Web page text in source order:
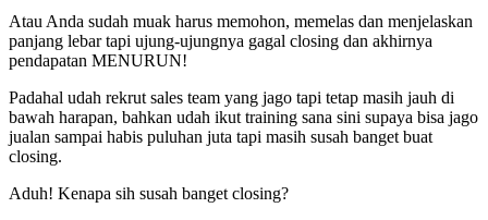
Atau Anda sudah muak harus memohon, memelas dan menjelaskan
panjang lebar tapi ujung-ujungnya gagal closing dan akhirnya
pendapatan MENURUN!
Padahal udah rekrut sales team yang jago tapi tetap masih jauh di
bawah harapan, bahkan udah ikut training sana sini supaya bisa jago
jualan sampai habis puluhan juta tapi masih susah banget buat
closing.
Aduh! Kenapa sih susah banget closing?